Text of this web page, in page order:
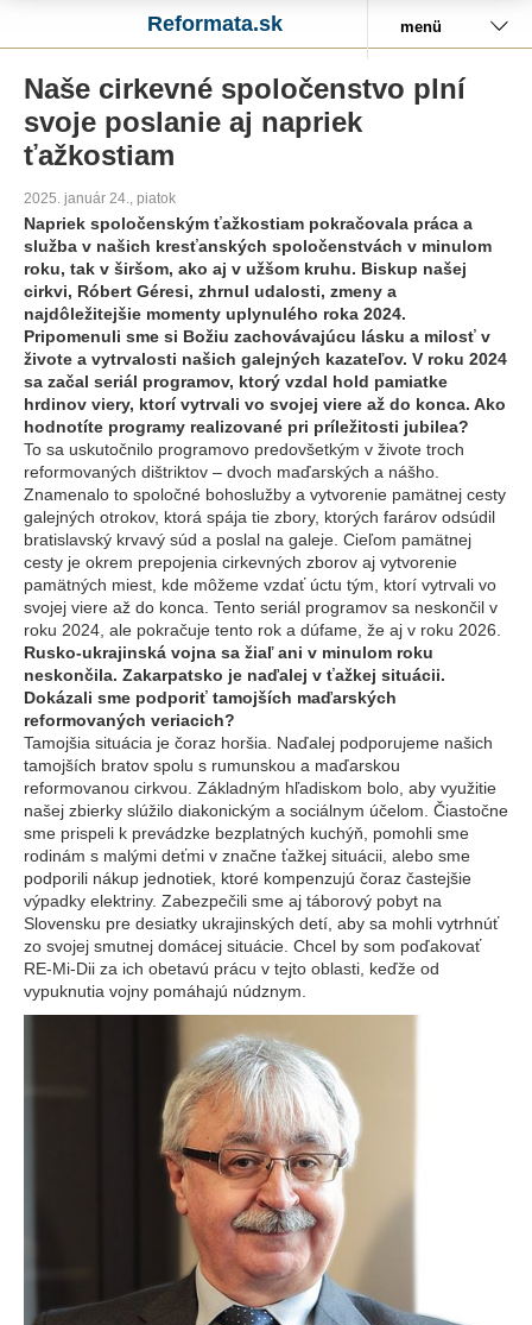
Reformata.sk menü
Naše cirkevné spoločenstvo plní
svoje poslanie aj napriek
ťažkostiam
2025. január 24., piatok
Napriek spoločenským ťažkostiam pokračovala práca a
služba v našich kresťanských spoločenstvách v minulom
roku, tak v širšom, ako aj v užšom kruhu. Biskup našej
cirkvi, Róbert Géresi, zhrnul udalosti, zmeny a
najdôležitejšie momenty uplynulého roka 2024.
Pripomenuli sme si Božiu zachovávajúcu lásku a milosť v
živote a vytrvalosti našich galejných kazateľov. V roku 2024
sa začal seriál programov, ktorý vzdal hold pamiatke
hrdinov viery, ktorí vytrvali vo svojej viere až do konca. Ako
hodnotíte programy realizované pri príležitosti jubilea?
To sa uskutočnilo programovo predovšetkým v živote troch
reformovaných dištriktov – dvoch maďarských a nášho.
Znamenalo to spoločné bohoslužby a vytvorenie pamätnej cesty
galejných otrokov, ktorá spája tie zbory, ktorých farárov odsúdil
bratislavský krvavý súd a poslal na galeje. Cieľom pamätnej
cesty je okrem prepojenia cirkevných zborov aj vytvorenie
pamätných miest, kde môžeme vzdať úctu tým, ktorí vytrvali vo
svojej viere až do konca. Tento seriál programov sa neskončil v
roku 2024, ale pokračuje tento rok a dúfame, že aj v roku 2026.
Rusko-ukrajinská vojna sa žiaľ ani v minulom roku
neskončila. Zakarpatsko je naďalej v ťažkej situácii.
Dokázali sme podporiť tamojších maďarských
reformovaných veriacich?
Tamojšia situácia je čoraz horšia. Naďalej podporujeme našich
tamojších bratov spolu s rumunskou a maďarskou
reformovanou cirkvou. Základným hľadiskom bolo, aby využitie
našej zbierky slúžilo diakonickým a sociálnym účelom. Čiastočne
sme prispeli k prevádzke bezplatných kuchýň, pomohli sme
rodinám s malými deťmi v značne ťažkej situácii, alebo sme
podporili nákup jednotiek, ktoré kompenzujú čoraz častejšie
výpadky elektriny. Zabezpečili sme aj táborový pobyt na
Slovensku pre desiatky ukrajinských detí, aby sa mohli vytrhnúť
zo svojej smutnej domácej situácie. Chcel by som poďakovať
RE-Mi-Dii za ich obetavú prácu v tejto oblasti, keďže od
vypuknutia vojny pomáhajú núdznym.